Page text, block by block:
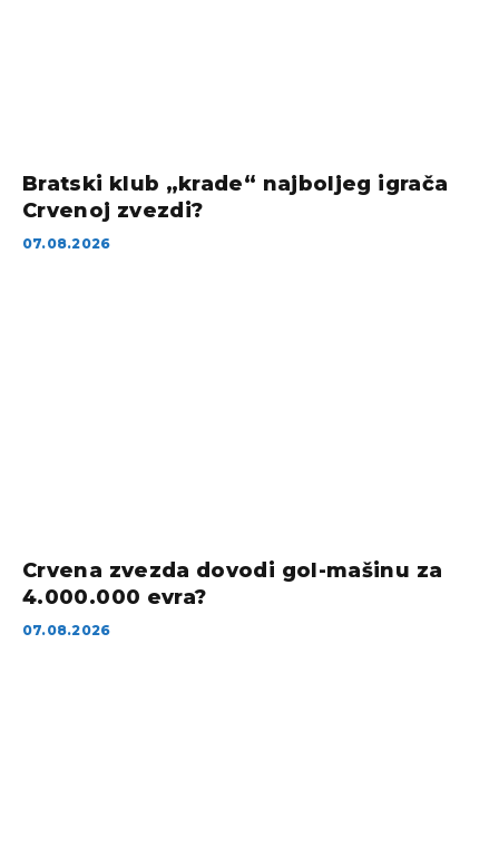
Bratski klub „krade“ najboljeg igrača
Crvenoj zvezdi?
07.08.2026
Crvena zvezda dovodi gol-mašinu za
4.000.000 evra?
07.08.2026